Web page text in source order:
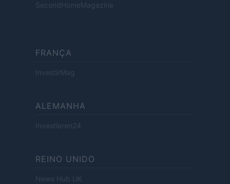
SecondHomeMagazine
FRANÇA
InvestirMag
ALEMANHA
Investieren24
REINO UNIDO
News Hub UK